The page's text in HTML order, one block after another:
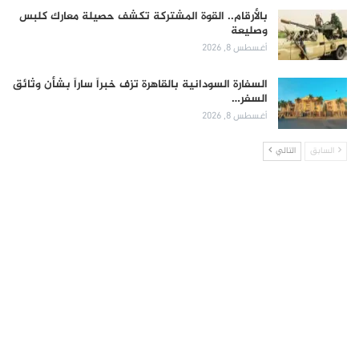
بالأرقام.. القوة المشتركة تكشف حصيلة معارك كلبس
وصليعة
أغسطس 8, 2026
السفارة السودانية بالقاهرة تزف خبراً ساراً بشأن وثائق
السفر…
أغسطس 8, 2026
السابق التالي